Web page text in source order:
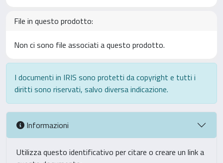
File in questo prodotto:
Non ci sono file associati a questo prodotto.
I documenti in IRIS sono protetti da copyright e tutti i
diritti sono riservati, salvo diversa indicazione.
Informazioni
Utilizza questo identificativo per citare o creare un link a